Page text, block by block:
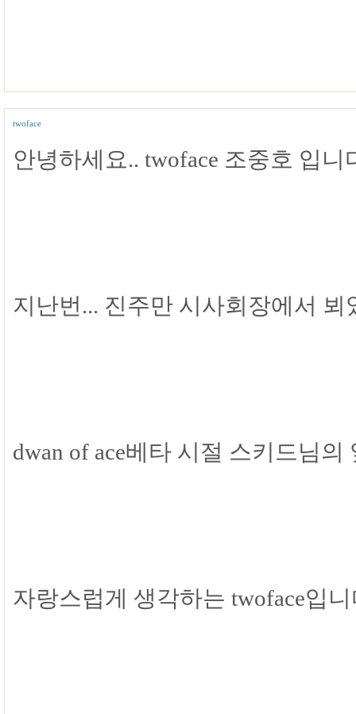
twoface
안녕하세요.. twoface 조중호 입니
지난번... 진주만 시사회장에서 뵈
dwan of ace베타 시절 스키드님
자랑스럽게 생각하는 twoface입